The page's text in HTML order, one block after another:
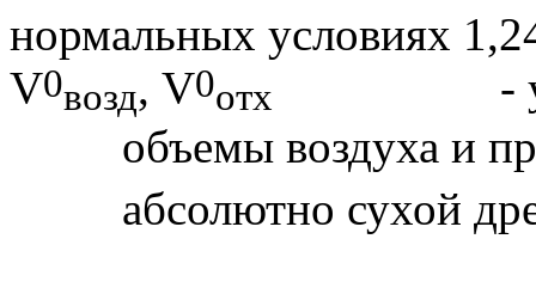
нормальных условиях
V0возд, V0отх
-
объемы воздуха и
абсолютно сухой